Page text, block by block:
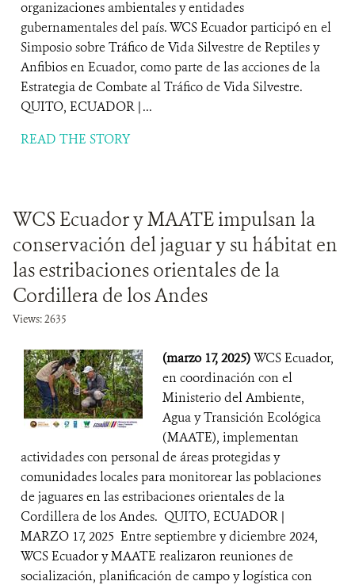
organizaciones ambientales y entidades
gubernamentales del país. WCS Ecuador participó en el
Simposio sobre Tráfico de Vida Silvestre de Reptiles y
Anfibios en Ecuador, como parte de las acciones de la
Estrategia de Combate al Tráfico de Vida Silvestre.
QUITO, ECUADOR | ...
READ THE STORY
WCS Ecuador y MAATE impulsan la
conservación del jaguar y su hábitat en
las estribaciones orientales de la
Cordillera de los Andes
Views: 2635
(marzo 17, 2025)WCS Ecuador,
en coordinación con el
Ministerio del Ambiente,
Agua y Transición Ecológica
(MAATE), implementan
actividades con personal de áreas protegidas y
comunidades locales para monitorear las poblaciones
de jaguares en las estribaciones orientales de la
Cordillera de los Andes. QUITO, ECUADOR |
MARZO 17, 2025 Entre septiembre y diciembre 2024,
WCS Ecuador y MAATE realizaron reuniones de
socialización, planificación de campo y logística con